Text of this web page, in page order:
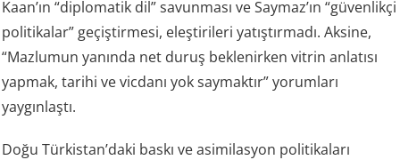
Kaan’ın “diplomatik dil” savunması ve Saymaz’ın “güvenlikçi
politikalar” geçiştirmesi, eleştirileri yatıştırmadı. Aksine,
“Mazlumun yanında net duruş beklenirken vitrin anlatısı
yapmak, tarihi ve vicdanı yok saymaktır” yorumları
yaygınlaştı.
Doğu Türkistan’daki baskı ve asimilasyon politikaları